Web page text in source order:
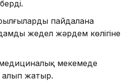
пайдалана
жедел жәрдем көлігіне
мекемеде
алып жатыр.